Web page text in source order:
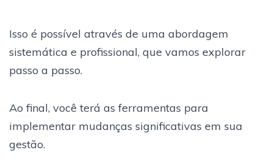
Isso é possível através de uma abordagem
sistemática e profissional, que vamos explorar
passo a passo.
Ao final, você terá as ferramentas para
implementar mudanças significativas em sua
gestão.